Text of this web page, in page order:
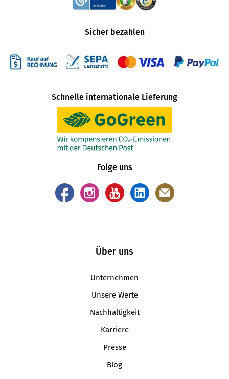
Sicher bezahlen
Schnelle internationale Lieferung
Folge uns
Über uns
Unternehmen
Unsere Werte
Nachhaltigkeit
Karriere
Presse
Blog